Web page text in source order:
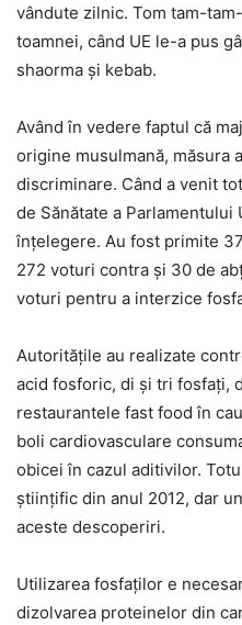
vândute zilnic. Tom tam-
toamnei, când UE le-a pus
shaorma şi kebab.
Având în vedere faptul că
origine musulmană, măsura
discriminare. Când a venit
de Sănătate a Parlamentului
înţelegere. Au fost primite
272 voturi contra şi 30 de
voturi pentru a interzice
Autorităţile au realizate
acid fosforic, di şi tri fosfaţi,
restaurantele fast food în
boli cardiovasculare
obicei în cazul aditivilor.
ştiinţific din anul 2012, dar
aceste descoperiri.
Utilizarea fosfaţilor e
dizolvarea proteinelor din